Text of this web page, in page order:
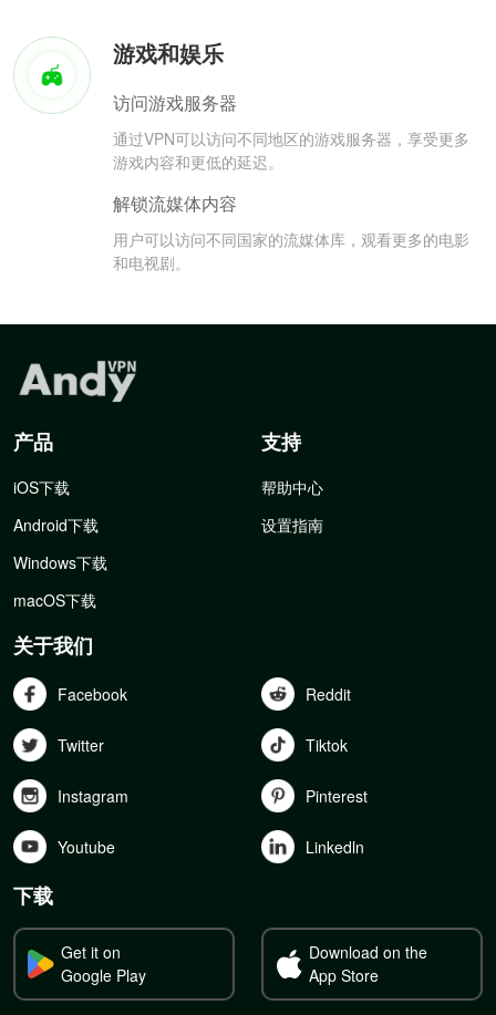
游戏和娱乐
访问游戏服务器
通过VPN可以访问不同地区的游戏服务器，享受更多
游戏内容和更低的延迟。
解锁流媒体内容
用户可以访问不同国家的流媒体库，观看更多的电影
和电视剧。
产品
iOS下载
Android下载
Windows下载
macOS下载
支持
帮助中心
设置指南
关于我们
Facebook Reddit
Twitter Tiktok
Instagram Pinterest
Youtube Linkedln
下载
Get it on
Google Play
Download on the
App Store